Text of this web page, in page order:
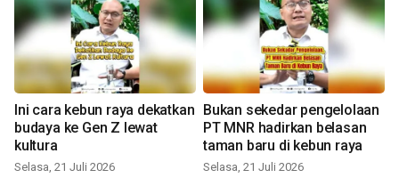
Ini cara kebun raya dekatkan
budaya ke Gen Z lewat
kultura
Selasa, 21 Juli 2026
Bukan sekedar pengelolaan
PT MNR hadirkan belasan
taman baru di kebun raya
Selasa, 21 Juli 2026